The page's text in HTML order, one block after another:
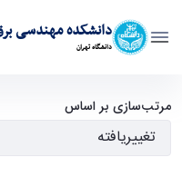
دانشکده مهندسی
دانشگاه تهران
کامپیوتر
مرتب‌سازی بر اساس